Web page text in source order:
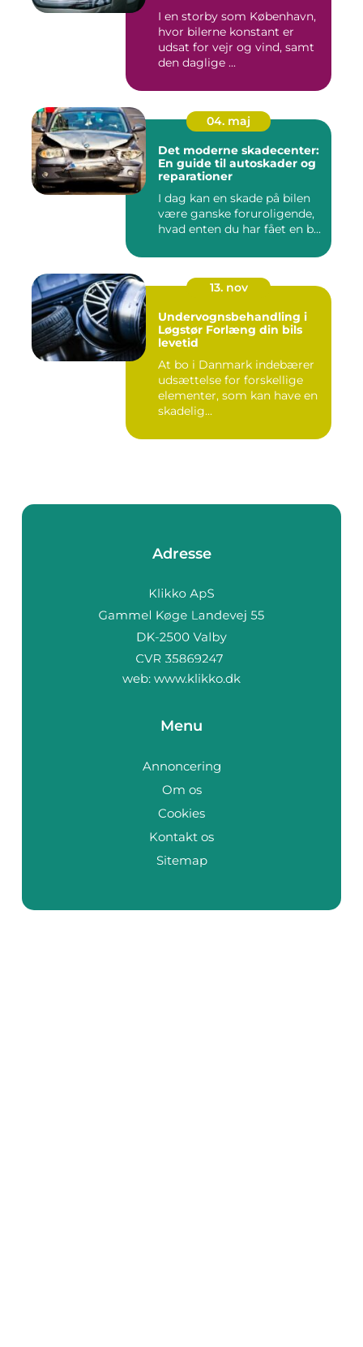
I en storby som København,
hvor bilerne konstant er
udsat for vejr og vind, samt
den daglige ...
04. maj
Det moderne skadecenter:
En guide til autoskader og
reparationer
I dag kan en skade på bilen
være ganske foruroligende,
hvad enten du har fået en b...
13. nov
Undervognsbehandling i
Løgstør Forlæng din bils
levetid
At bo i Danmark indebærer
udsættelse for forskellige
elementer, som kan have en
skadelig...
Adresse
web: www.klikko.dk
Menu
Annoncering
Om os
Cookies
Kontakt os
Sitemap